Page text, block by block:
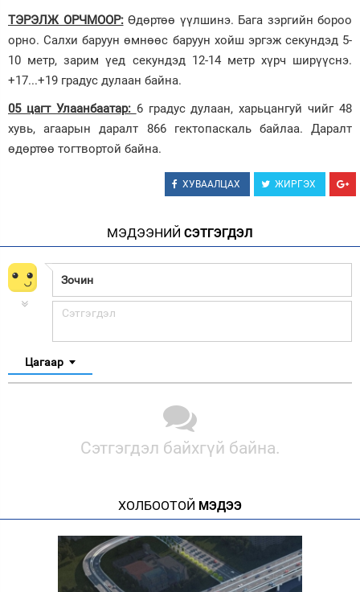
ТЭРЭЛЖ ОРЧМООР:Өдөртөө үүлшинэ. Бага зэргийн бороо
орно. Салхи баруун өмнөөс баруун хойш эргэж секундэд 5-
10 метр, зарим үед секундэд 12-14 метр хүрч ширүүснэ.
+17...+19 градус дулаан байна.
05 цагт Улаанбаатар: 6 градус дулаан, харьцангуй чийг 48
хувь, агаарын даралт 866 гектопаскаль байлаа. Даралт
өдөртөө тогтвортой байна.
ХУВААЛЦАХ ЖИРГЭХ
МЭДЭЭНИЙ СЭТГЭГДЭЛ
Цагаар
Сэтгэгдэл байхгүй байна.
ХОЛБООТОЙ МЭДЭЭ